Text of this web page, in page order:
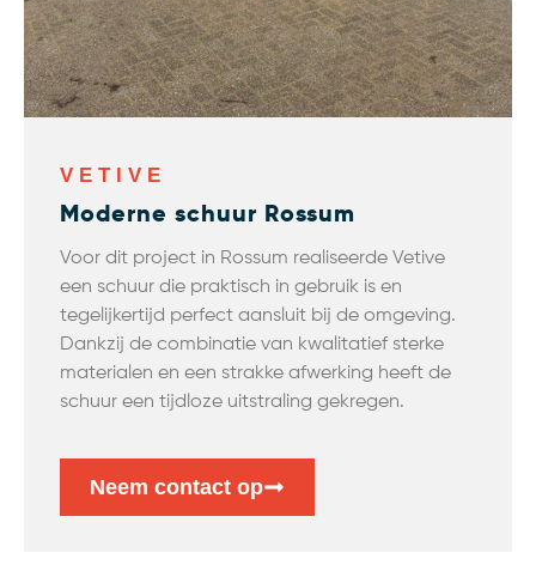
VETIVE
Moderne schuur Rossum
Voor dit project in Rossum realiseerde Vetive
een schuur die praktisch in gebruik is en
tegelijkertijd perfect aansluit bij de omgeving.
Dankzij de combinatie van kwalitatief sterke
materialen en een strakke afwerking heeft de
schuur een tijdloze uitstraling gekregen.
Neem contact op